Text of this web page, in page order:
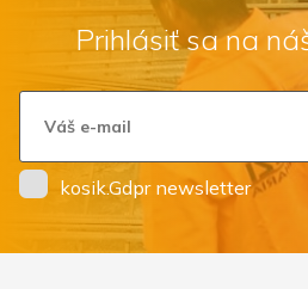
Prihlásiť sa na
kosik.Gdpr newsletter